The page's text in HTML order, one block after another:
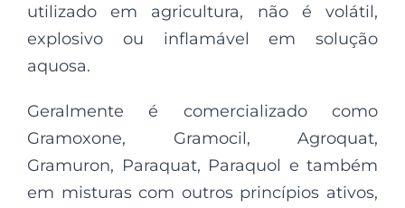
utilizado em agricultura, não é volátil,
explosivo ou inflamável em solução
aquosa.
Geralmente é comercializado como
Gramoxone, Gramocil, Agroquat,
Gramuron, Paraquat, Paraquol e também
em misturas com outros princípios ativos,